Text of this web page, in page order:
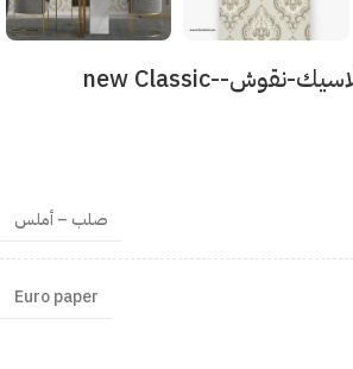
ورق حائط-زخارف-كلاسيك-نقوش-new Classic-
صلب – أملس
Euro paper